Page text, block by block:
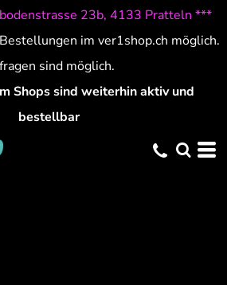
23b, 4133 Pratteln ***
im ver1shop.ch möglich.
sind möglich.
Shops sind weiterhin aktiv und
bestellbar